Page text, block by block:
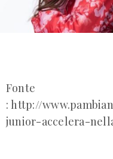
Fonte
: http://
junior-accelera-